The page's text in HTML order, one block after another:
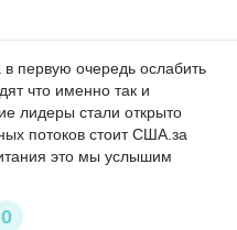
первую очередь ослабить
что именно так и
лидеры стали открыто
потоков стоит США.за
это мы услышим
0